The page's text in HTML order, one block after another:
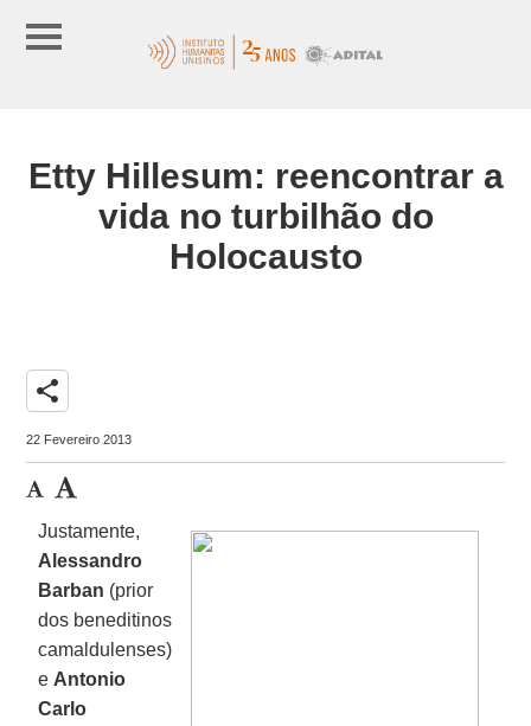
Etty Hillesum: reencontrar a
vida no turbilhão do
Holocausto
share
22 Fevereiro 2013
Justamente,
Alessandro
Barban (prior
dos beneditinos
camaldulenses)
e Antonio
Carlo